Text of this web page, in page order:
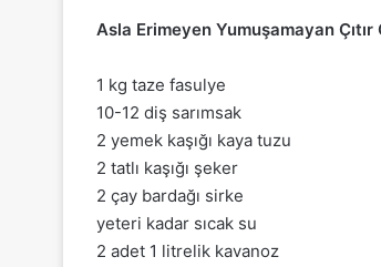
Asla Erimeyen Yumuşamayan
1 kg taze fasulye
10-12 diş sarımsak
2 yemek kaşığı kaya tuzu
2 tatlı kaşığı şeker
2 çay bardağı sirke
yeteri kadar sıcak su
2 adet 1 litrelik kavanoz